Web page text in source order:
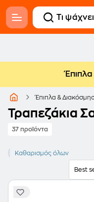
Έπιπλα &
Τραπεζάκια
37 προϊόντα
Τραπεζάκι σαλονιού
Καθαρισμός όλων
Best